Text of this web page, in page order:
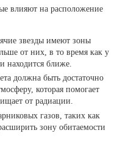
влияют на расположение
звезды имеют зоны
от них, в то время как у
находится ближе.
должна быть достаточно
которая помогает
от радиации.
газов, таких как
зону обитаемости